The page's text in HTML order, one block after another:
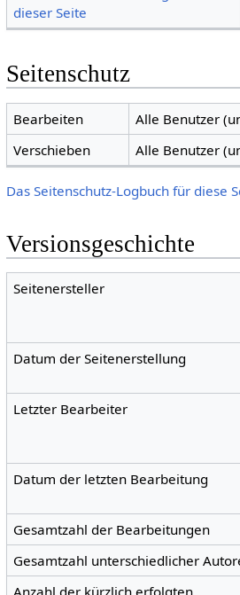
dieser Seite
Seitenschutz
Bearbeiten
Alle Benutzer
Verschieben
Alle Benutzer
Das Seitenschutz-Logbuch für diese
Versionsgeschichte
Seitenersteller
Datum der Seitenerstellung
Letzter Bearbeiter
Datum der letzten Bearbeitung
Gesamtzahl der Bearbeitungen
Gesamtzahl unterschiedlicher